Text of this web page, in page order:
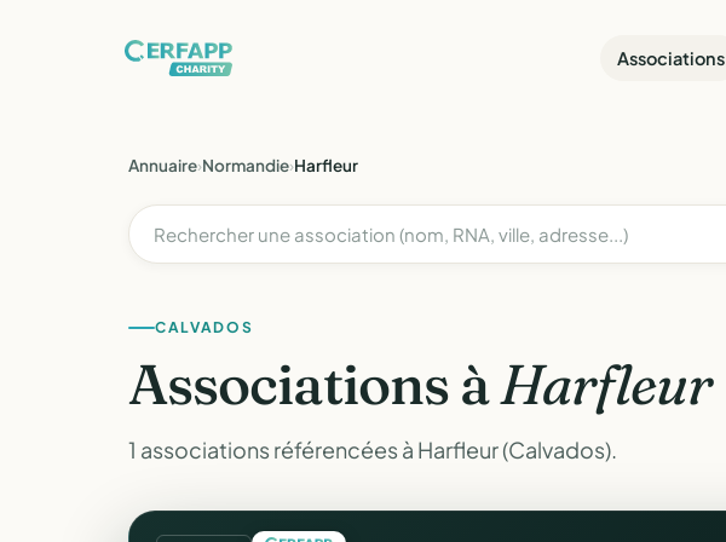
Associations
Annuaire›Normandie›Harfleur
CALVADOS
Associations àHarfleur
1 associations référencées à Harfleur (Calvados).